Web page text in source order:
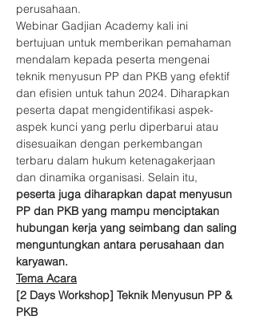
perusahaan.
Webinar Gadjian Academy kali ini
bertujuan untuk memberikan pemahaman
mendalam kepada peserta mengenai
teknik menyusun PP dan PKB yang efektif
dan efisien untuk tahun 2024. Diharapkan
peserta dapat mengidentifikasi aspek-
aspek kunci yang perlu diperbarui atau
disesuaikan dengan perkembangan
terbaru dalam hukum ketenagakerjaan
dan dinamika organisasi. Selain itu,
peserta juga diharapkan dapat menyusun
PP dan PKB yang mampu menciptakan
hubungan kerja yang seimbang dan saling
menguntungkan antara perusahaan dan
karyawan.
Tema Acara
[2 Days Workshop] Teknik Menyusun PP &
PKB